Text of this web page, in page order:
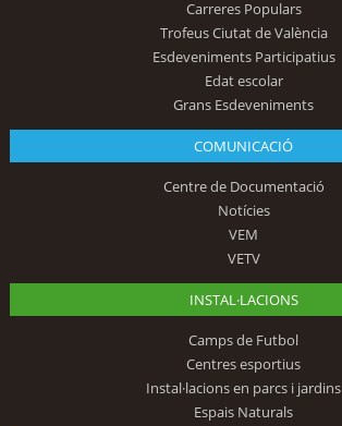
Carreres Populars
Trofeus Ciutat de València
Esdeveniments Participatius
Edat escolar
Grans Esdeveniments
COMUNICACIÓ
Centre de Documentació
Notícies
VEM
VETV
INSTAL·LACIONS
Camps de Futbol
Centres esportius
Instal·lacions en parcs i jardins
Espais Naturals